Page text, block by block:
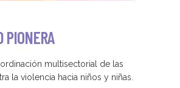
PIONERA
multisectorial de las
la violencia hacia niños y niñas.